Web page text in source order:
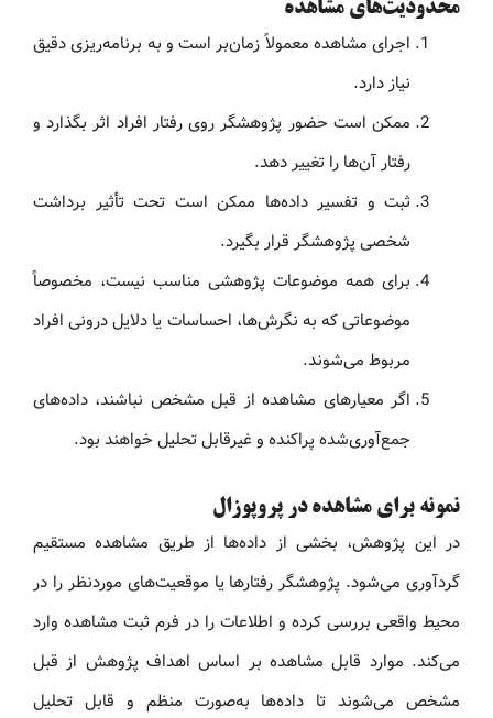
محدودیت‌های مشاهده
اجرای مشاهده معمولاً زمان‌بر است و به برنامه‌ریزی دقیق
نیاز دارد.
ممکن است حضور پژوهشگر روی رفتار افراد اثر بگذارد و
رفتار آن‌ها را تغییر دهد.
ثبت و تفسیر داده‌ها ممکن است تحت تأثیر برداشت
شخصی پژوهشگر قرار بگیرد.
برای همه موضوعات پژوهشی مناسب نیست، مخصوصاً
موضوعاتی که به نگرش‌ها، احساسات یا دلایل درونی افراد
مربوط می‌شوند.
اگر معیارهای مشاهده از قبل مشخص نباشند، داده‌های
جمع‌آوری‌شده پراکنده و غیرقابل تحلیل خواهند بود.
نمونه برای مشاهده در پروپوزال
در این پژوهش، بخشی از داده‌ها از طریق مشاهده مستقیم
گردآوری می‌شود. پژوهشگر رفتارها یا موقعیت‌های موردنظر را در
محیط واقعی بررسی کرده و اطلاعات را در فرم ثبت مشاهده وارد
می‌کند. موارد قابل مشاهده بر اساس اهداف پژوهش از قبل
مشخص می‌شوند تا داده‌ها به‌صورت منظم و قابل تحلیل